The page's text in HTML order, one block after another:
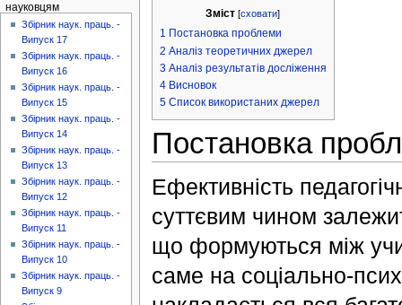
Зміст [сховати]
1 Постановка проблеми
2 Аналіз теоретичних джерел
3 Аналіз результатів досліження
4 Висновок
5 Список використаних джерел
Постановка
Ефективність
суттєвим чином
що формуються між
саме на соціально-
науковцям
Збірник наук. праць. -
Випуск 17
Збірник наук. праць. -
Випуск 16
Збірник наук. праць. -
Випуск 15
Збірник наук. праць. -
Випуск 14
Збірник наук. праць. -
Випуск 13
Збірник наук. праць. -
Випуск 12
Збірник наук. праць. -
Випуск 11
Збірник наук. праць. -
Випуск 10
Збірник наук. праць. -
Випуск 9